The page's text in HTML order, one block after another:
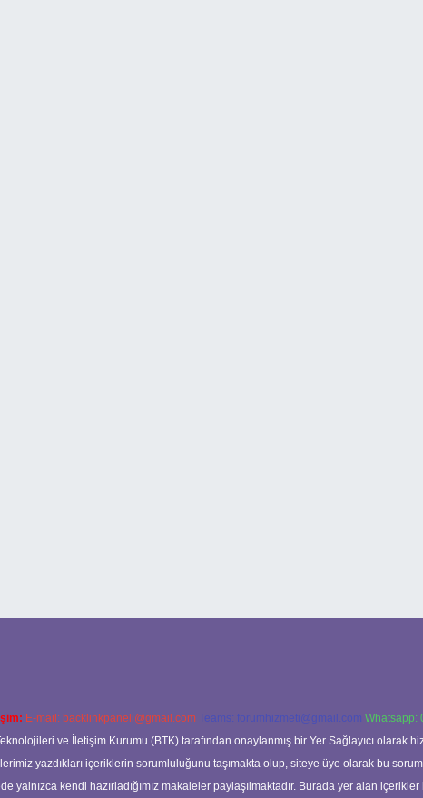
E-mail: backlinkpaneli@gmail.com Teams: forumhizmeti@gmail.com Whatsapp:
ve İletişim Kurumu (BTK) tarafından onaylanmış bir Yer Sağlayıcı
yazdıkları içeriklerin sorumluluğunu taşımakta olup, siteye üye olarak bu
yalnızca kendi hazırladığımız makaleler paylaşılmaktadır. Burada yer alan